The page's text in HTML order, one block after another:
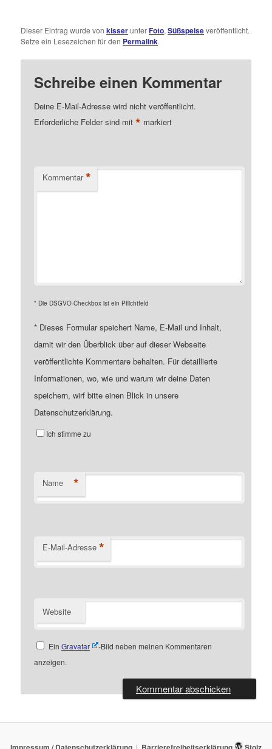
Dieser Eintrag wurde vonkisserunterFoto,Süßspeiseveröffentlicht.
Setze ein Lesezeichen für den Permalink.
Schreibe einen Kommentar
Deine E-Mail-Adresse wird nicht veröffentlicht.
Erforderliche Felder sind mit* markiert
Kommentar *
* Die DSGVO-Checkbox ist ein Pflichtfeld
* Dieses Formular speichert Name, E-Mail und Inhalt,
damit wir den Überblick über auf dieser Webseite
veröffentlichte Kommentare behalten. Für detaillierte
Informationen, wo, wie und warum wir deine Daten
speichern, wirf bitte einen Blick in unsere
Datenschutzerklärung.
Ich stimme zu
Name *
E-Mail-Adresse *
Website
Ein Gravatar
-Bild neben meinen Kommentaren
anzeigen.